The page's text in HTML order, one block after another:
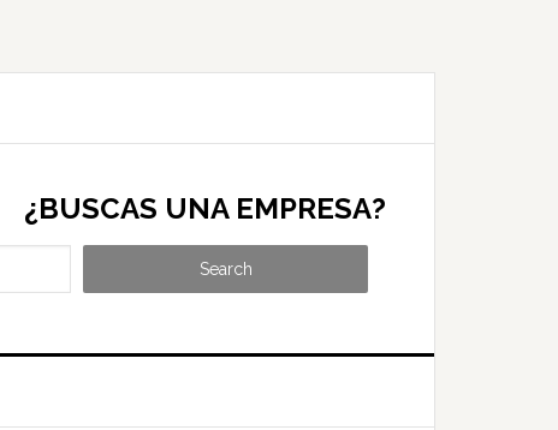
¿BUSCAS UNA EMPRESA?
Search